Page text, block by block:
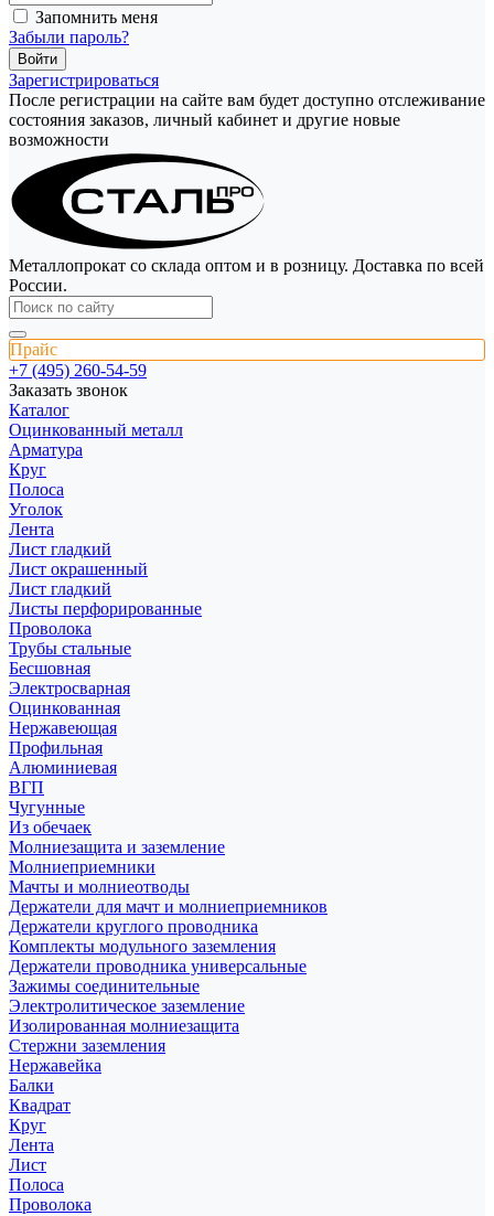
Запомнить меня
Забыли пароль?
Зарегистрироваться
После регистрации на сайте вам будет доступно отслеживание
состояния заказов, личный кабинет и другие новые
возможности
Металлопрокат со склада оптом и в розницу. Доставка по всей
России.
Прайс
+7 (495) 260-54-59
Заказать звонок
Каталог
Оцинкованный металл
Арматура
Круг
Полоса
Уголок
Лента
Лист гладкий
Лист окрашенный
Лист гладкий
Листы перфорированные
Проволока
Трубы стальные
Бесшовная
Электросварная
Оцинкованная
Нержавеющая
Профильная
Алюминиевая
ВГП
Чугунные
Из обечаек
Молниезащита и заземление
Молниеприемники
Мачты и молниеотводы
Держатели для мачт и молниеприемников
Держатели круглого проводника
Комплекты модульного заземления
Держатели проводника универсальные
Зажимы соединительные
Электролитическое заземление
Изолированная молниезащита
Стержни заземления
Нержавейка
Балки
Квадрат
Круг
Лента
Лист
Полоса
Проволока